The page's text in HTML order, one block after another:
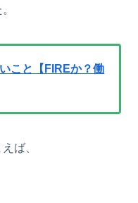
こと【FIREか？働
ば、